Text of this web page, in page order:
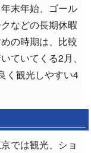
末年始、ゴール
などの長期休暇
の時期は、比較
ていてくる2月、
く観光しやすい4
では観光、ショ